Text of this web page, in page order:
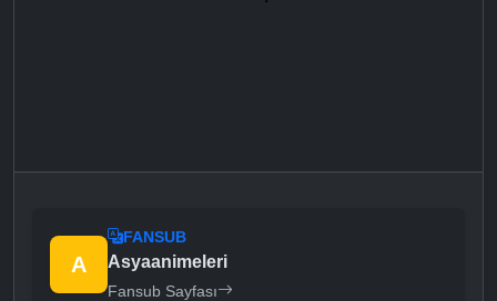
A
FANSUB
Asyaanimeleri
Fansub Sayfası